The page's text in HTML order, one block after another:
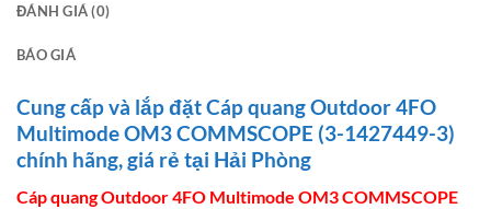
ĐÁNH GIÁ (0)
BÁO GIÁ
Cung cấp và lắp đặt Cáp quang Outdoor 4FO
Multimode OM3 COMMSCOPE (3-1427449-3)
chính hãng, giá rẻ tại Hải Phòng
Cáp quang Outdoor 4FO Multimode OM3 COMMSCOPE